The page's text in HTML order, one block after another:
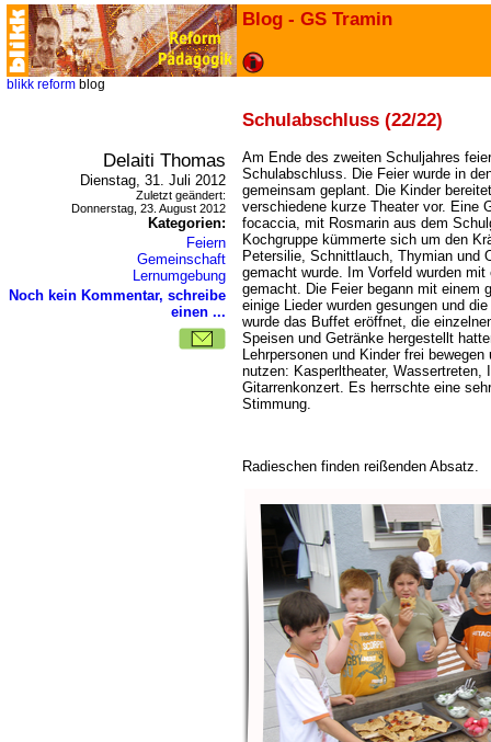
Blog - GS Tramin
blikk reform blog
Schulabschluss (22/22)
Delaiti Thomas
Dienstag, 31. Juli 2012
Zuletzt geändert:
Donnerstag, 23. August 2012
Kategorien:
Feiern
Gemeinschaft
Lernumgebung
Noch kein Kommentar, schreibe
einen ...
Am Ende des zweiten Schuljahres
Schulabschluss. Die Feier wurde in
gemeinsam geplant. Die Kinder
verschiedene kurze Theater vor. Eine
focaccia, mit Rosmarin aus dem
Kochgruppe kümmerte sich um den
Petersilie, Schnittlauch, Thymian und
gemacht wurde. Im Vorfeld wurden
gemacht. Die Feier begann mit einem
einige Lieder wurden gesungen und
wurde das Buffet eröffnet, die
Speisen und Getränke hergestellt
Lehrpersonen und Kinder frei
nutzen: Kasperltheater, Wassertreten,
Gitarrenkonzert. Es herrschte eine
Stimmung.
Radieschen finden reißenden Absatz.